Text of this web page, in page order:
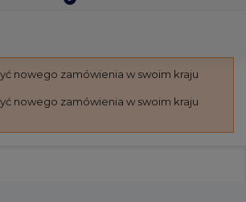
nowego zamówienia w swoim kraju
nowego zamówienia w swoim kraju